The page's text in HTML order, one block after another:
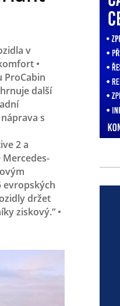
v
•
ProCabin
další
s
2 a
Mercedes-
evropských
držet
ziskový.“ •